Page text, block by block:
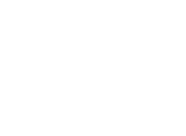
한 운동법’, ‘면역력을 높이는 영양
습관’ 등 바로 실행 가능한 습관들을
다.
삶을 좌우한다. 팬데믹은 그 사실을